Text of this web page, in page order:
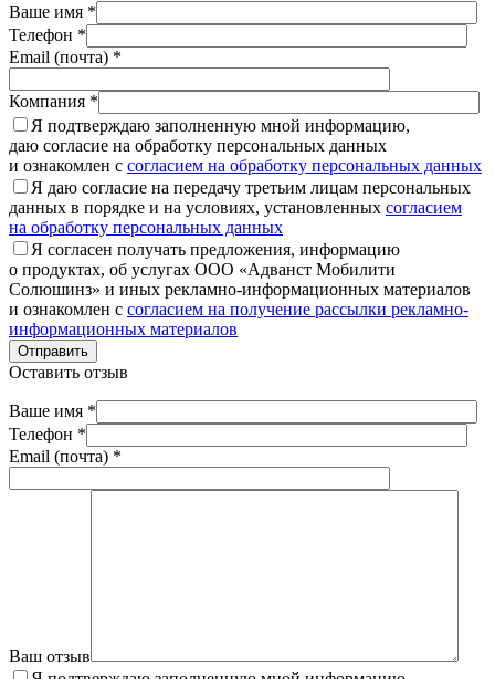
Ваше имя *
Телефон *
Email (почта) *
Компания *
Я подтверждаю заполненную мной информацию,
даю согласие на обработку персональных данных
и ознакомлен с согласием на обработку персональных данных
Я даю согласие на передачу третьим лицам персональных
данных в порядке и на условиях, установленных согласием
на обработку персональных данных
Я согласен получать предложения, информацию
о продуктах, об услугах ООО «Адванст Мобилити
Солюшинз» и иных рекламно-информационных материалов
и ознакомлен с согласием на получение рассылки рекламно-
информационных материалов
Отправить
Оставить отзыв
Ваше имя *
Телефон *
Email (почта) *
Ваш отзыв